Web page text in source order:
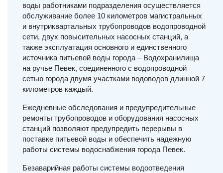
воды работниками подразделения осуществляется
обслуживание более 10 километров магистральных
и внутриквартальных трубопроводов водопроводной
сети, двух повысительных насосных станций, а
также эксплуатация основного и единственного
источника питьевой воды города – Водохранилища
на ручье Певек, соединенного с водопроводной
сетью города двумя участками водоводов длинной 7
километров каждый.
Ежедневные обследования и предупредительные
ремонты трубопроводов и оборудования насосных
станций позволяют предупредить перерывы в
поставке питьевой воды и обеспечить надежную
работы системы водоснабжения города Певек.
Безаварийная работы системы водоотведения